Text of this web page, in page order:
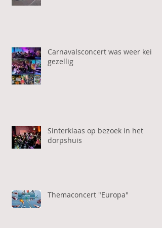
Carnavalsconcert was weer kei
gezellig
Sinterklaas op bezoek in het
dorpshuis
Themaconcert "Europa"